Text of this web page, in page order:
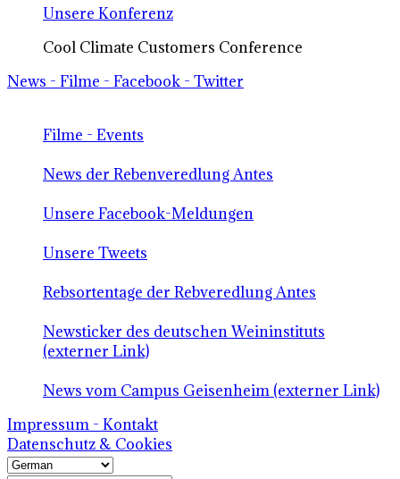
Unsere Konferenz
Cool Climate Customers Conference
News - Filme - Facebook - Twitter
Filme - Events
News der Rebenveredlung Antes
Unsere Facebook-Meldungen
Unsere Tweets
Rebsortentage der Rebveredlung Antes
Newsticker des deutschen Weininstituts
(externer Link)
News vom Campus Geisenheim (externer Link)
Impressum - Kontakt
Datenschutz & Cookies